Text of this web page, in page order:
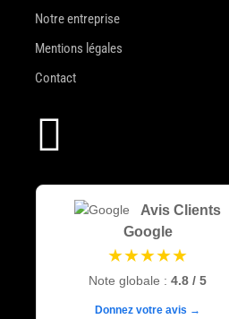
Notre entreprise
Mentions légales
Contact

Avis Clients
Google
★★★★★
Note globale : 4.8 / 5
Donnez votre avis →